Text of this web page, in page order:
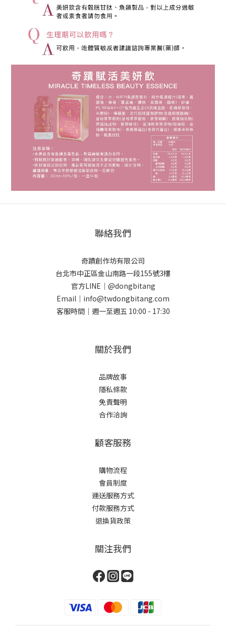
聯絡我們
奇蹟創作坊有限公司
台北市中正區金山南路一段155號3樓
官方LINE｜@dongbitang
Email｜info@twdongbitang.com
客服時間｜週一至週五 10:00 - 17:30
關於我們
品牌故事
隱私條款
免責聲明
合作洽詢
顧客服務
購物流程
會員制度
運送服務方式
付款服務方式
退換貨政策
關注我們